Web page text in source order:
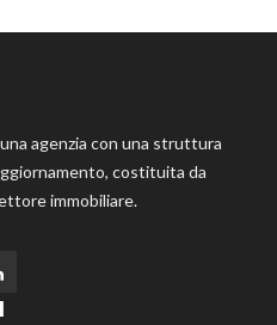
agenzia con una struttura
costituita da
immobiliare.